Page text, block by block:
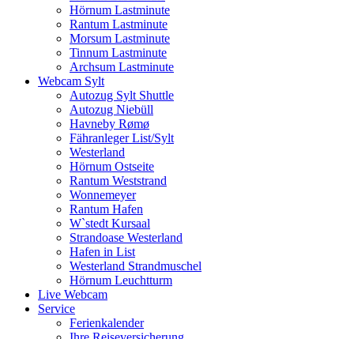
Hörnum Lastminute
Rantum Lastminute
Morsum Lastminute
Tinnum Lastminute
Archsum Lastminute
Webcam Sylt
Autozug Sylt Shuttle
Autozug Niebüll
Havneby Rømø
Fähranleger List/Sylt
Westerland
Hörnum Ostseite
Rantum Weststrand
Wonnemeyer
Rantum Hafen
W`stedt Kursaal
Strandoase Westerland
Hafen in List
Westerland Strandmuschel
Hörnum Leuchtturm
Live Webcam
Service
Ferienkalender